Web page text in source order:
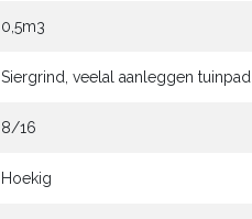
0,5m3
Siergrind, veelal aanleggen tuinpad
8/16
Hoekig